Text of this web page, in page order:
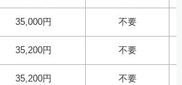
35,000円 不要
35,200円 不要
35,200円 不要